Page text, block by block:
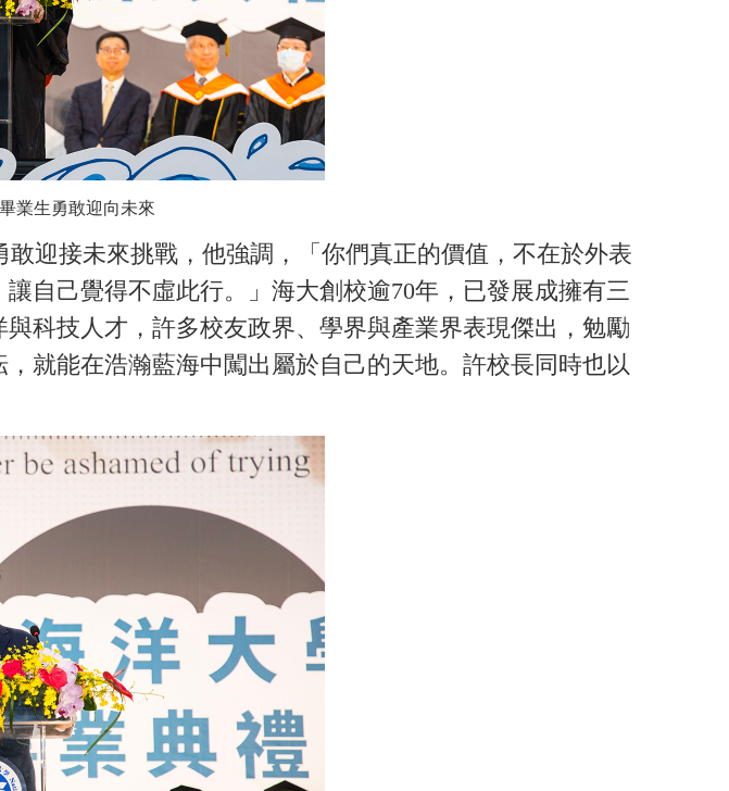
業生勇敢迎向未來
迎接未來挑戰，他強調，「你們真正的價值，不在於外表
自己覺得不虛此行。」海大創校逾70年，已發展成擁有三
科技人才，許多校友政界、學界與產業界表現傑出，勉勵
就能在浩瀚藍海中闖出屬於自己的天地。許校長同時也以